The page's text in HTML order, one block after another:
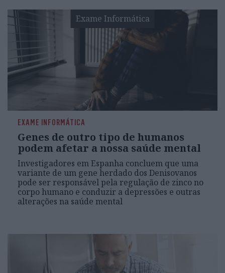
Exame Informática
EXAME INFORMÁTICA
Genes de outro tipo de humanos
podem afetar a nossa saúde mental
Investigadores em Espanha concluem que uma
variante de um gene herdado dos Denisovanos
pode ser responsável pela regulação de zinco no
corpo humano e conduzir a depressões e outras
alterações na saúde mental